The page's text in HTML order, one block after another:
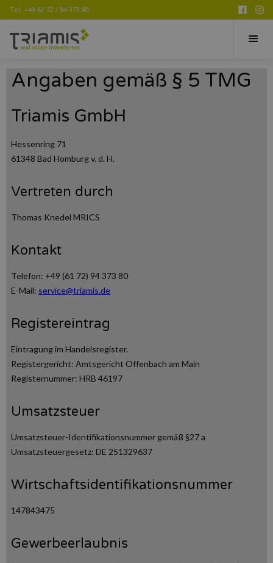
Tel: +49 61 72 / 94 373 80
Home About
All You Need is Fun!
Angaben gemäß § 5 TMG
Triamis GmbH
Hessenring 71
61348 Bad Homburg v. d. H.
Vertreten durch
Thomas Knedel MRICS
Kontakt
Telefon: +49 (61 72) 94 373 80
E-Mail: service@triamis.de
Registereintrag
Eintragung im Handelsregister.
Registergericht: Amtsgericht Offenbach am Main
Registernummer: HRB 46197
Umsatzsteuer
Umsatzsteuer-Identifikationsnummer gemäß §27 a
Umsatzsteuergesetz: DE 251329637
Wirtschaftsidentifikationsnummer
147843475
Gewerbeerlaubnis